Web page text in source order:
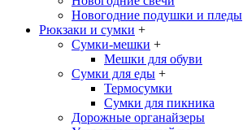
Новогодние подушки и пледы
Рюкзаки и сумки +
Сумки-мешки +
Мешки для обуви
Сумки для еды +
Термосумки
Сумки для пикника
Дорожные органайзеры